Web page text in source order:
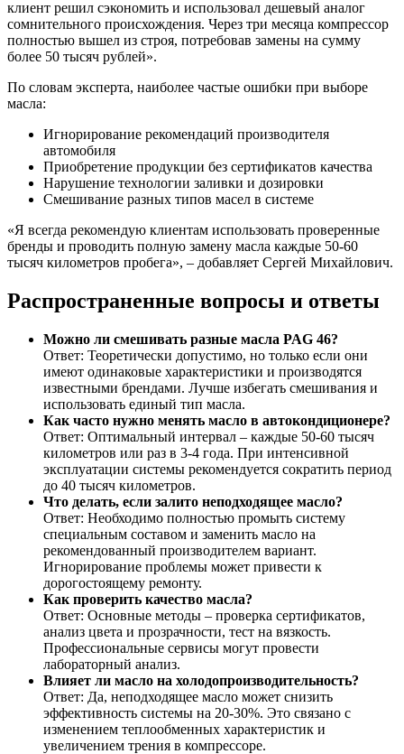
клиент решил сэкономить и использовал дешевый аналог
сомнительного происхождения. Через три месяца компрессор
полностью вышел из строя, потребовав замены на сумму
более 50 тысяч рублей».
По словам эксперта, наиболее частые ошибки при выборе
масла:
Игнорирование рекомендаций производителя
автомобиля
Приобретение продукции без сертификатов качества
Нарушение технологии заливки и дозировки
Смешивание разных типов масел в системе
«Я всегда рекомендую клиентам использовать проверенные
бренды и проводить полную замену масла каждые 50-60
тысяч километров пробега», – добавляет Сергей Михайлович.
Распространенные вопросы и ответы
Можно ли смешивать разные масла PAG 46?
Ответ: Теоретически допустимо, но только если они
имеют одинаковые характеристики и производятся
известными брендами. Лучше избегать смешивания и
использовать единый тип масла.
Как часто нужно менять масло в автокондиционере?
Ответ: Оптимальный интервал – каждые 50-60 тысяч
километров или раз в 3-4 года. При интенсивной
эксплуатации системы рекомендуется сократить период
до 40 тысяч километров.
Что делать, если залито неподходящее масло?
Ответ: Необходимо полностью промыть систему
специальным составом и заменить масло на
рекомендованный производителем вариант.
Игнорирование проблемы может привести к
дорогостоящему ремонту.
Как проверить качество масла?
Ответ: Основные методы – проверка сертификатов,
анализ цвета и прозрачности, тест на вязкость.
Профессиональные сервисы могут провести
лабораторный анализ.
Влияет ли масло на холодопроизводительность?
Ответ: Да, неподходящее масло может снизить
эффективность системы на 20-30%. Это связано с
изменением теплообменных характеристик и
увеличением трения в компрессоре.